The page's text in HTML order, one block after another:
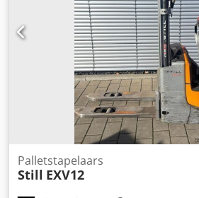
Palletstapelaars
Still EXV12